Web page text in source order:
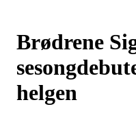
Brødrene
helgen